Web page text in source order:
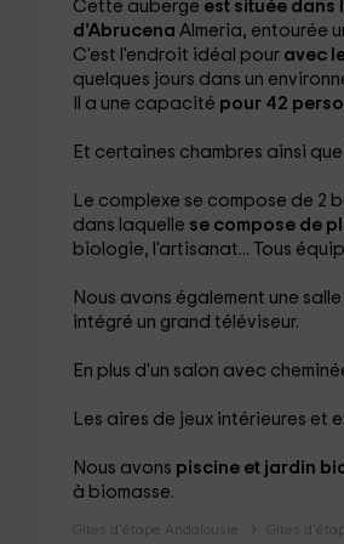
Cette auberge est située dans
d’Abrucena Almeria, entourée
C'est l'endroit idéal pour avec
quelques jours dans un
Il a une capacité pour 42
Et certaines chambres ainsi
Le complexe se compose de 2
dans laquelle se compose de
biologie, l'artisanat... Tous
Nous avons également une salle
intégré un grand téléviseur.
En plus d'un salon avec
Les aires de jeux intérieures et
Nous avons piscine et jardin
à biomasse.
Gîtes d'étape Andalousie Gîtes